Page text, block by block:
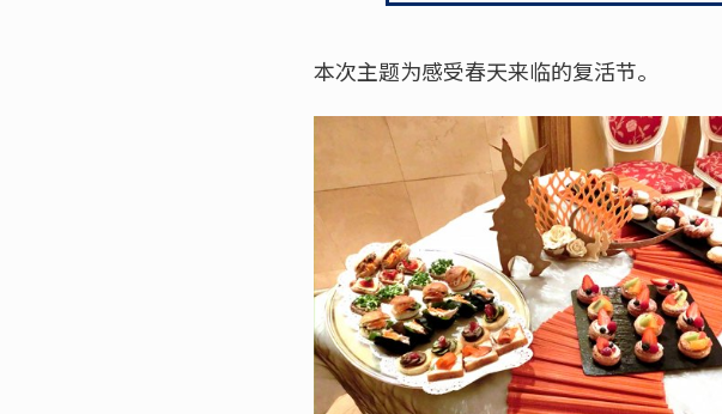
本次主题为感受春天来临的复活节。